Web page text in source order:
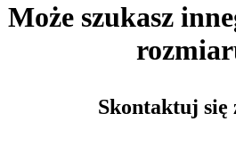
Może szukasz
Skontaktuj się